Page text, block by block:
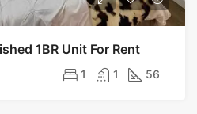
1BR Unit For Rent
1 1 56